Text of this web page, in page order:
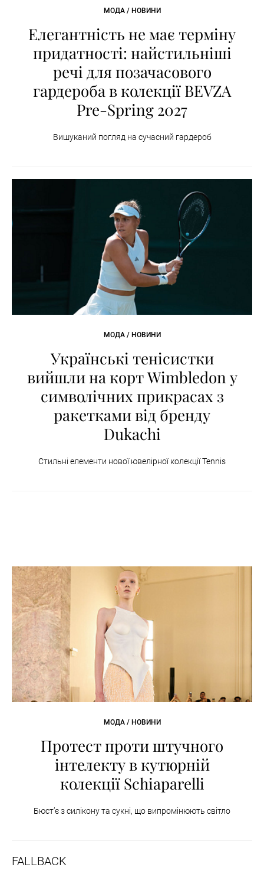
МОДА / НОВИНИ
Елегантність не має терміну
придатності: найстильніші
речі для позачасового
гардероба в колекції BEVZA
Pre-Spring 2027
Вишуканий погляд на сучасний гардероб
МОДА / НОВИНИ
Українські тенісистки
вийшли на корт Wimbledon у
символічних прикрасах з
ракетками від бренду
Dukachi
Стильні елементи нової ювелірної колекції Tennis
МОДА / НОВИНИ
Протест проти штучного
інтелекту в кутюрній
колекції Schiaparelli
Бюст’є з силікону та сукні, що випромінюють світло
FALLBACK